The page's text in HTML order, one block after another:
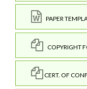
PAPER
COPYRIGHT
CERT. OF